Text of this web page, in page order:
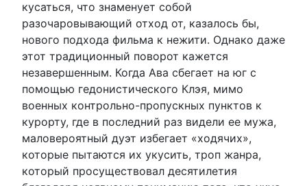
кусаться, что знаменует собой
разочаровывающий отход от, казалось бы,
нового подхода фильма к нежити. Однако даже
этот традиционный поворот кажется
незавершенным. Когда Ава сбегает на юг с
помощью гедонистического Клэя, мимо
военных контрольно-пропускных пунктов к
курорту, где в последний раз видели ее мужа,
маловероятный дуэт избегает «ходячих»,
которые пытаются их укусить, троп жанра,
который просуществовал десятилетия